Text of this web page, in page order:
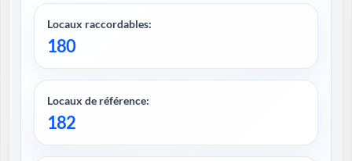
Locaux raccordables:
180
Locaux de référence:
182